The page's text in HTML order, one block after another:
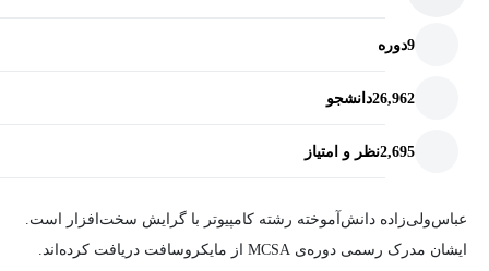
9دوره
26,962دانشجو
2,695نظر و امتیاز
عباس‌ولی‌زاده دانش‌آموخته رشته کامپیوتر با گرایش سخت‌افزار است.
ایشان مدرک‌ رسمی دوره‌ی‌ MCSA‌ از مایکروسافت‌ دریافت کرده‌اند.